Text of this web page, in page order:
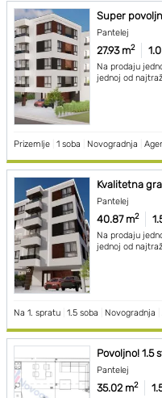
Super
Pantelej
27.93 m2 1.0
Na prodaju
jednoj od
Prizemlje 1 soba Novogradnja
Kvalitetna
Pantelej
40.87 m2
Na prodaju
jednoj od
Na 1. spratu 1.5 soba Novogradnja
Povoljno! 1.5
Pantelej
35.02 m2